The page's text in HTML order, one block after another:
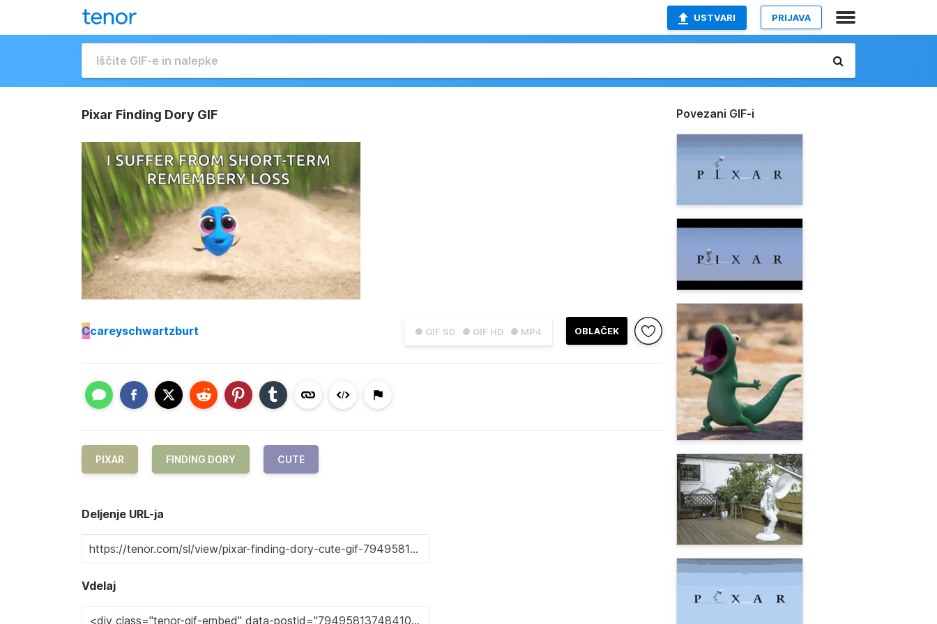
USTVARI PRIJAVA
Pixar Finding Dory GIF
● GIF SD ● GIF HD ● MP4 OBLAČEK
Ccareyschwartzburt
PIXAR FINDING DORY CUTE
Deljenje URL-ja
Vdelaj
Povezani GIF-i